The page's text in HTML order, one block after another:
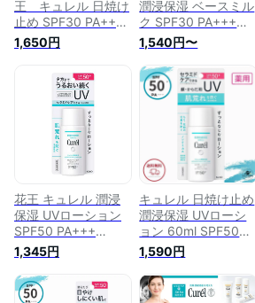
王 キュレル 日焼け
止め SPF30 PA++
30mL 潤浸保湿 UV
ミルク 保湿乳液
4901301274335
1,650円
潤浸保湿 ベースミル
ク SPF30 PA+++
30mL [並行輸入品]
1,540円〜
花王 キュレル 潤浸
保湿 UVローション
SPF50 PA+++
(60mL) 日焼け止め
顔・からだ用
Curel 【医薬部外
品】
1,345円
キュレル 日焼け止め
潤浸保湿 UVローシ
ョン 60ml SPF50+
PA+++ ノンケミカル
花王 Curel
1,590円